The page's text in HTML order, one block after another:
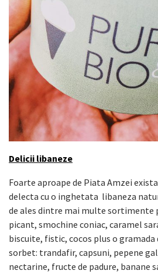
Delicii libaneze
Foarte aproape de Piata Amzei
delecta cu o inghetata libaneza
de ales dintre mai multe
picant, smochine coniac, caramel
biscuite, fistic, cocos plus o
sorbet: trandafir, capsuni, pepene
nectarine, fructe de padure, banane